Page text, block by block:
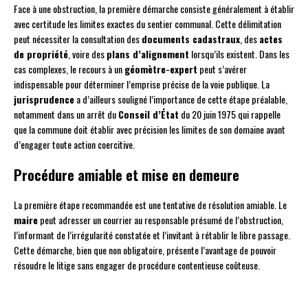
Face à une obstruction, la première démarche consiste généralement à établir
avec certitude les limites exactes du sentier communal. Cette délimitation
peut nécessiter la consultation desdocuments cadastraux , desactes
de propriété , voire desplans d’alignement lorsqu’ils existent. Dans les
cas complexes, le recours à ungéomètre-expert peut s’avérer
indispensable pour déterminer l’emprise précise de la voie publique. La
jurisprudencea d’ailleurs souligné l’importance de cette étape préalable,
notamment dans un arrêt duConseil d’État du 20 juin 1975 qui rappelle
que la commune doit établir avec précision les limites de son domaine avant
d’engager toute action coercitive.
Procédure amiable et mise en demeure
La première étape recommandée est une tentative de résolution amiable. Le
mairepeut adresser un courrier au responsable présumé de l’obstruction,
l’informant de l’irrégularité constatée et l’invitant à rétablir le libre passage.
Cette démarche, bien que non obligatoire, présente l’avantage de pouvoir
résoudre le litige sans engager de procédure contentieuse coûteuse.